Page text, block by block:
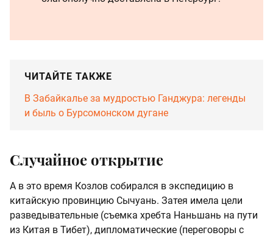
ЧИТАЙТЕ ТАКЖЕ
В Забайкалье за мудростью Ганджура: легенды
и быль о Бурсомонском дугане
Случайное открытие
А в это время Козлов собирался в экспедицию в
китайскую провинцию Сычуань. Затея имела цели
разведывательные (съемка хребта Наньшань на пути
из Китая в Тибет), дипломатические (переговоры с